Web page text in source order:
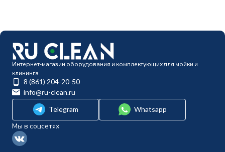
Интернет-магазин оборудования и комплектующих для мойки и
клининга
8 (861) 204-20-50
info@ru-clean.ru
Telegram
Whatsapp
Мы в соцсетях